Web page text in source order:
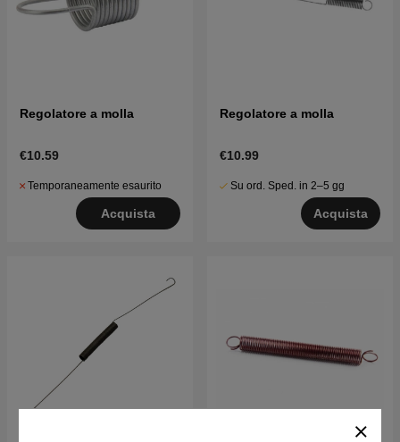
Regolatore a molla
€10.59
Temporaneamente esaurito
Acquista
Regolatore a molla
€10.99
Su ord. Sped. in 2–5 gg
Acquista